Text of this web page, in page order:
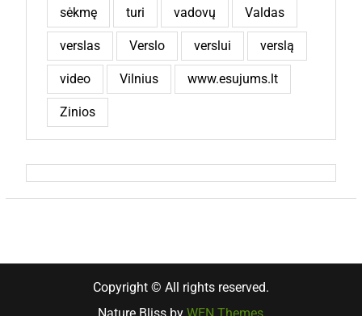
sėkmę turi vadovų Valdas
verslas Verslo verslui verslą
video Vilnius www.esujums.lt
Zinios
Copyright © All rights reserved.